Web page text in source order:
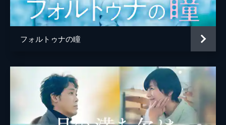
小倉一郎
吉岡睦雄
高橋里恩
声の出演 古舘伊知郎
監督 瀬々敬久
フォルトゥナの瞳